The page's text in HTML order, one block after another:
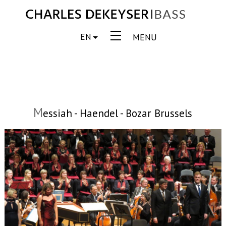
MENU
EN
Messiah - Haendel - Bozar Brussels